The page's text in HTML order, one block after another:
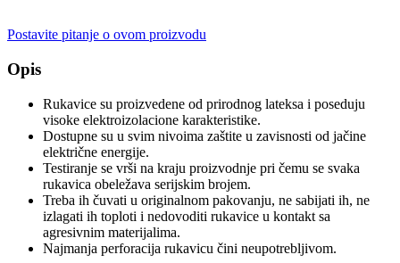
Postavite pitanje o ovom proizvodu
Opis
Rukavice su proizvedene od prirodnog lateksa i poseduju
visoke elektroizolacione karakteristike.
Dostupne su u svim nivoima zaštite u zavisnosti od jačine
električne energije.
Testiranje se vrši na kraju proizvodnje pri čemu se svaka
rukavica obeležava serijskim brojem.
Treba ih čuvati u originalnom pakovanju, ne sabijati ih, ne
izlagati ih toploti i nedovoditi rukavice u kontakt sa
agresivnim materijalima.
Najmanja perforacija rukavicu čini neupotrebljivom.